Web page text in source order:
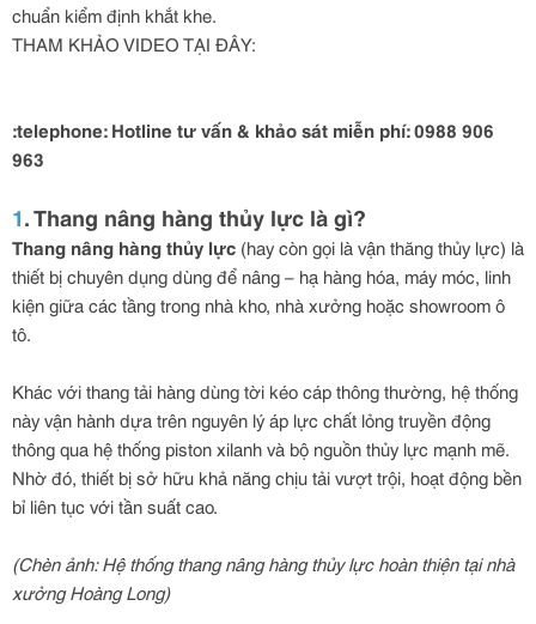
chuẩn kiểm định khắt khe.
THAM KHẢO VIDEO TẠI ĐÂY:
:telephone: Hotline tư vấn & khảo sát miễn phí: 0988 906
963
1. Thang nâng hàng thủy lực là gì?
Thang nâng hàng thủy lực (hay còn gọi là vận thăng thủy lực) là
thiết bị chuyên dụng dùng để nâng – hạ hàng hóa, máy móc, linh
kiện giữa các tầng trong nhà kho, nhà xưởng hoặc showroom ô
tô.
Khác với thang tải hàng dùng tời kéo cáp thông thường, hệ thống
này vận hành dựa trên nguyên lý áp lực chất lỏng truyền động
thông qua hệ thống piston xilanh và bộ nguồn thủy lực mạnh mẽ.
Nhờ đó, thiết bị sở hữu khả năng chịu tải vượt trội, hoạt động bền
bỉ liên tục với tần suất cao.
(Chèn ảnh: Hệ thống thang nâng hàng thủy lực hoàn thiện tại nhà
xưởng Hoàng Long)